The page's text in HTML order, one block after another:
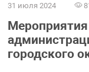
31 июля 2024
городского